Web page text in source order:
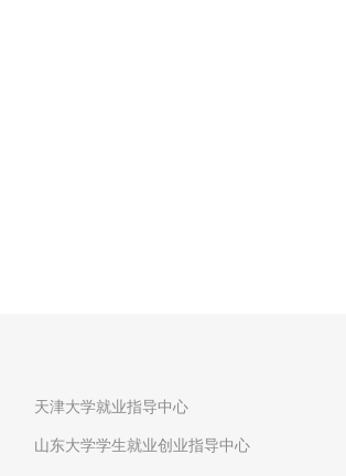
天津大学就业指导中心
山东大学学生就业创业指导中心